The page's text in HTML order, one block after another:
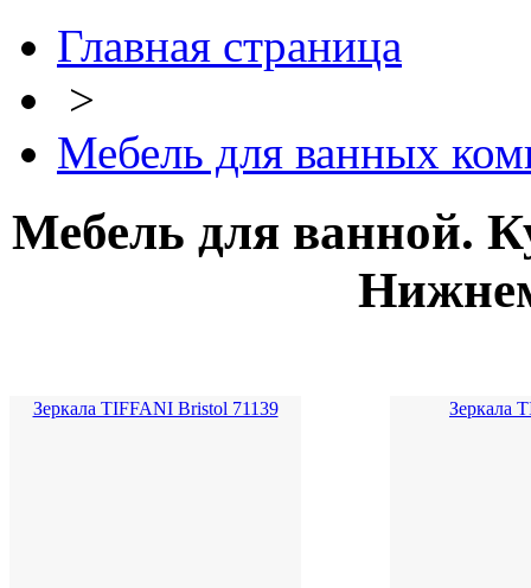
Главная страница
>
Мебель для ванных
Мебель для ванной.
Зеркала TIFFANI Bristol 71139 Зеркала